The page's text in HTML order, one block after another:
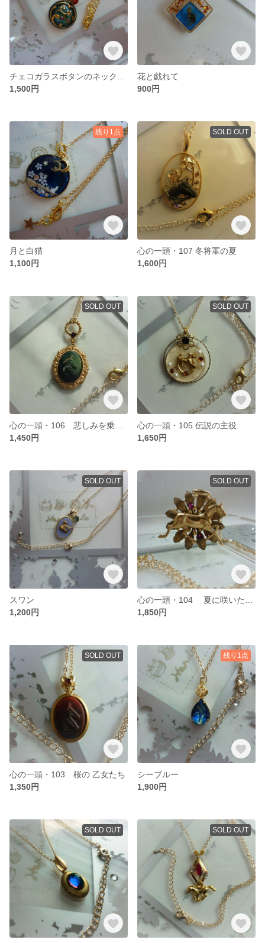
1,500円
花と戯れて
900円
残り1点
月と白猫
1,100円
SOLD OUT
心の一頭・107 冬将軍の夏
1,600円
SOLD OUT
1,450円
SOLD OUT
心の一頭・105 伝説の主役
1,650円
SOLD OUT
スワン
1,200円
SOLD OUT
1,850円
SOLD OUT
心の一頭・103 桜の 乙女たち
1,350円
残り1点
シーブルー
1,900円
SOLD OUT SOLD OUT